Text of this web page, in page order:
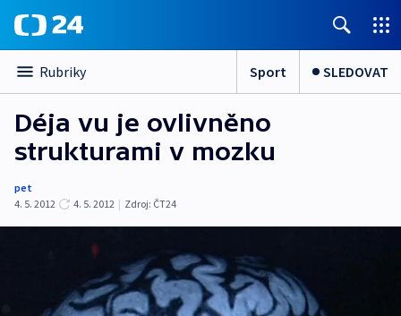
Rubriky Sport SLEDOVAT
Déja vu je ovlivněno
strukturami v mozku
pet
4. 5. 2012
4. 5. 2012 | Zdroj: ČT24